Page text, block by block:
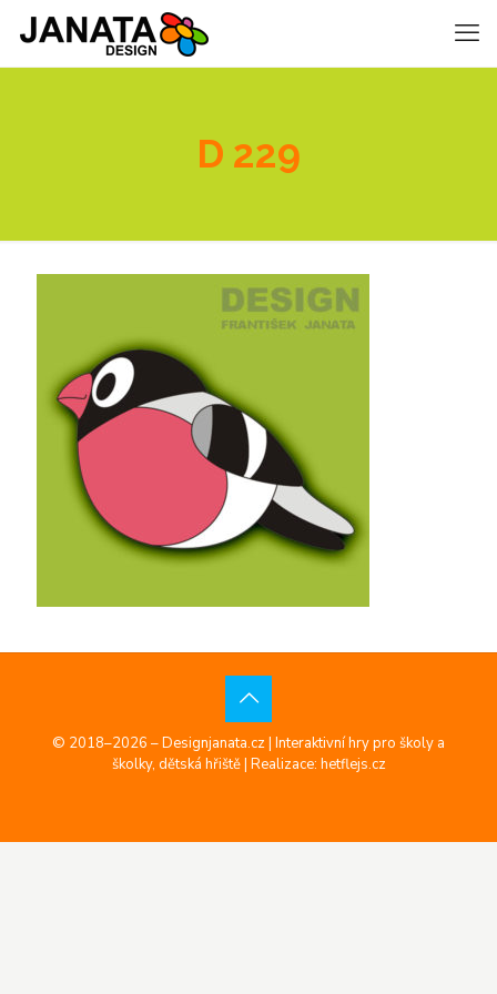
D 229
© 2018–2026 – Designjanata.cz | Interaktivní hry pro školy a
školky, dětská hřiště | Realizace: hetflejs.cz